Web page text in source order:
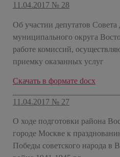
11.04.2017 № 28
Об участии депутатов Совета
муниципального округа
работе комиссий,
приемку оказанных услуг
​Скачать в формате docx
11.04.2017 № 27
О ходе подготовки района
городе Москве к
Победы советского народа в